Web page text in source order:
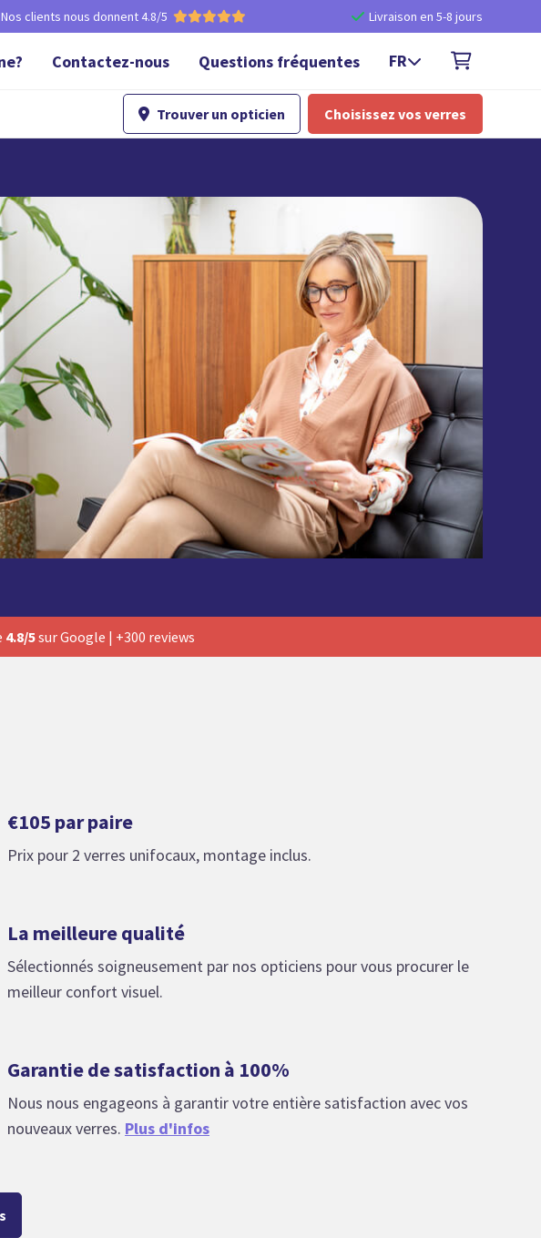
Nos clients nous donnent 4.8/5  Livraison en 5-8 jours
Contactez-nous Questions fréquentes FR
 Trouver un opticien Choisissez vos verres
4.8/5sur Google | +300 reviews
€105 par paire
Prix pour 2 verres unifocaux, montage inclus.
La meilleure qualité
Sélectionnés soigneusement par nos opticiens pour vous procurer le
meilleur confort visuel.
Garantie de satisfaction à 100%
Nous nous engageons à garantir votre entière satisfaction avec vos
nouveaux verres. Plus d'infos